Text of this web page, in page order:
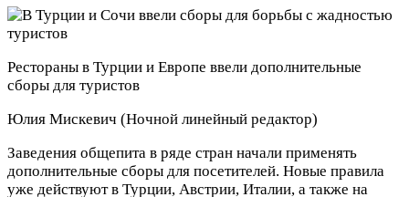
Рестораны в Турции и Европе ввели дополнительные
сборы для туристов
Юлия Мискевич (Ночной линейный редактор)
Заведения общепита в ряде стран начали применять
дополнительные сборы для посетителей. Новые правила
уже действуют в Турции, Австрии, Италии, а также на